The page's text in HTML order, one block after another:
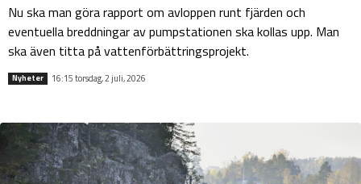
Nu ska man göra rapport om avloppen runt fjärden och
eventuella breddningar av pumpstationen ska kollas upp. Man
ska även titta på vattenförbättringsprojekt.
Nyheter 16:15 torsdag, 2 juli, 2026